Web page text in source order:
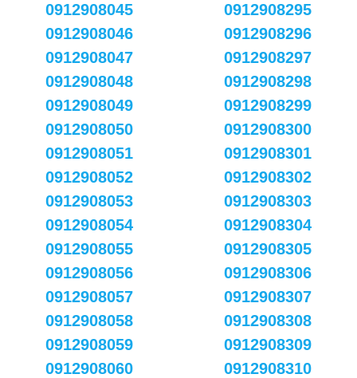
0912908045
0912908046
0912908047
0912908048
0912908049
0912908050
0912908051
0912908052
0912908053
0912908054
0912908055
0912908056
0912908057
0912908058
0912908059
0912908060
0912908295
0912908296
0912908297
0912908298
0912908299
0912908300
0912908301
0912908302
0912908303
0912908304
0912908305
0912908306
0912908307
0912908308
0912908309
0912908310